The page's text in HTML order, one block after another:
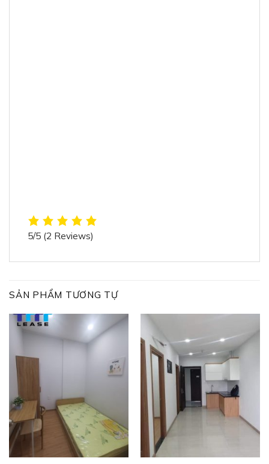
5/5 (2 Reviews)
SẢN PHẨM TƯƠNG TỰ